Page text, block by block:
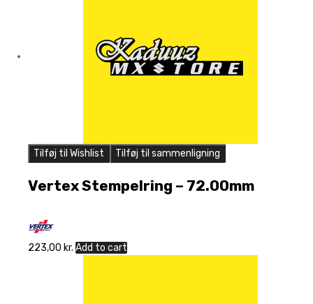
Tilføj til Wishlist Tilføj til sammenligning
Vertex Stempelring – 72.00mm
223,00 kr. Add to cart